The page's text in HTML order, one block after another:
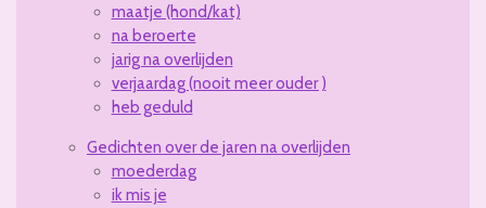
maatje (hond/kat)
na beroerte
jarig na overlijden
verjaardag (nooit meer ouder )
heb geduld
Gedichten over de jaren na overlijden
moederdag
ik mis je